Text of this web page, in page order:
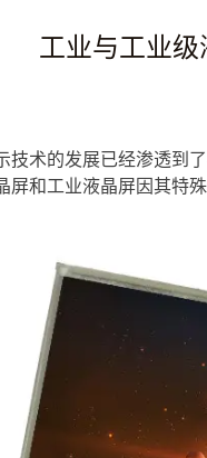
工业与工业
术的发展已经渗透到
屏和工业液晶屏因其特